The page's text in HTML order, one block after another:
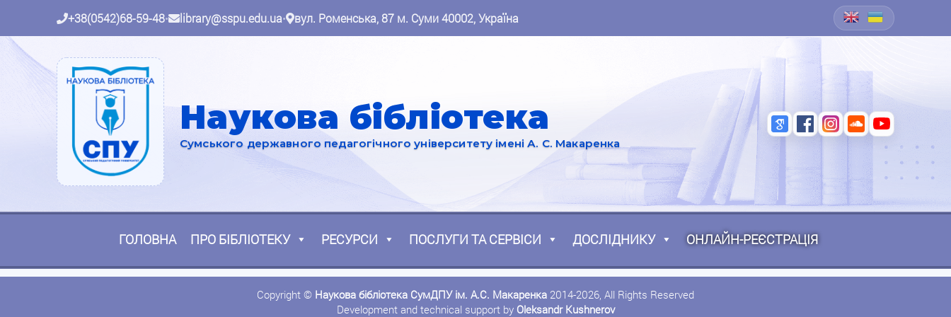
+38(0542)68-59-48• library@sspu.edu.ua• вул. Роменська, 87 м. Суми 40002, Україна
Наукова бібліотека
Сумського державного педагогічного університету імені А. С. Макаренка
ГОЛОВНА ПРО БІБЛІОТЕКУ РЕСУРСИ ПОСЛУГИ ТА СЕРВІСИ ДОСЛІДНИКУ ОНЛАЙН-РЕЄСТРАЦІЯ
Copyright © Наукова бібліотека СумДПУ ім. А.С. Макаренка 2014-2026, All Rights Reserved
Development and technical support by Oleksandr Kushnerov